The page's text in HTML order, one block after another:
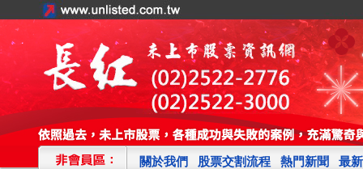
關於我們 股票交割流程 熱門新聞 最